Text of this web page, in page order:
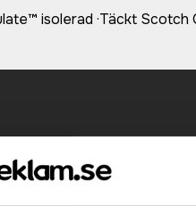
isolerad ·Täckt Scotch